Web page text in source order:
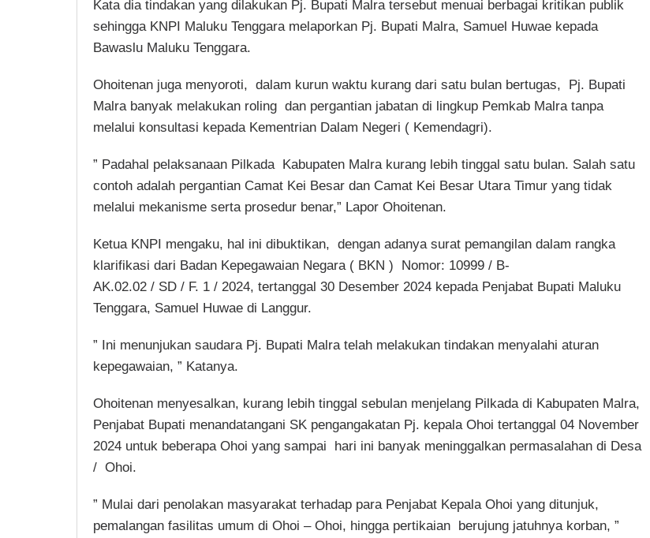
Kata dia tindakan yang dilakukan Pj. Bupati Malra tersebut menuai berbagai kritikan publik
sehingga KNPI Maluku Tenggara melaporkan Pj. Bupati Malra, Samuel Huwae kepada
Bawaslu Maluku Tenggara.
Ohoitenan juga menyoroti, dalam kurun waktu kurang dari satu bulan bertugas, Pj. Bupati
Malra banyak melakukan roling dan pergantian jabatan di lingkup Pemkab Malra tanpa
melalui konsultasi kepada Kementrian Dalam Negeri ( Kemendagri).
” Padahal pelaksanaan Pilkada Kabupaten Malra kurang lebih tinggal satu bulan. Salah satu
contoh adalah pergantian Camat Kei Besar dan Camat Kei Besar Utara Timur yang tidak
melalui mekanisme serta prosedur benar,” Lapor Ohoitenan.
Ketua KNPI mengaku, hal ini dibuktikan, dengan adanya surat pemangilan dalam rangka
klarifikasi dari Badan Kepegawaian Negara ( BKN ) Nomor: 10999 / B-
AK.02.02 / SD / F. 1 / 2024, tertanggal 30 Desember 2024 kepada Penjabat Bupati Maluku
Tenggara, Samuel Huwae di Langgur.
” Ini menunjukan saudara Pj. Bupati Malra telah melakukan tindakan menyalahi aturan
kepegawaian, ” Katanya.
Ohoitenan menyesalkan, kurang lebih tinggal sebulan menjelang Pilkada di Kabupaten Malra,
Penjabat Bupati menandatangani SK pengangakatan Pj. kepala Ohoi tertanggal 04 November
2024 untuk beberapa Ohoi yang sampai hari ini banyak meninggalkan permasalahan di Desa
/ Ohoi.
” Mulai dari penolakan masyarakat terhadap para Penjabat Kepala Ohoi yang ditunjuk,
pemalangan fasilitas umum di Ohoi – Ohoi, hingga pertikaian berujung jatuhnya korban, ”